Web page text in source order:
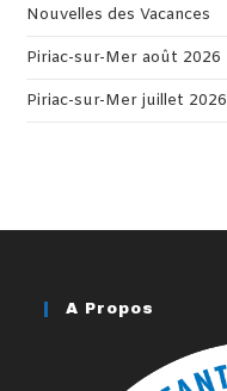
Nouvelles des Vacances
Piriac-sur-Mer août 2026
Piriac-sur-Mer juillet 2026
A Propos